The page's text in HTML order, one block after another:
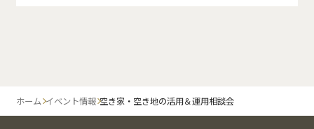
ホーム イベント情報 空き家・空き地の活用＆運用相談会